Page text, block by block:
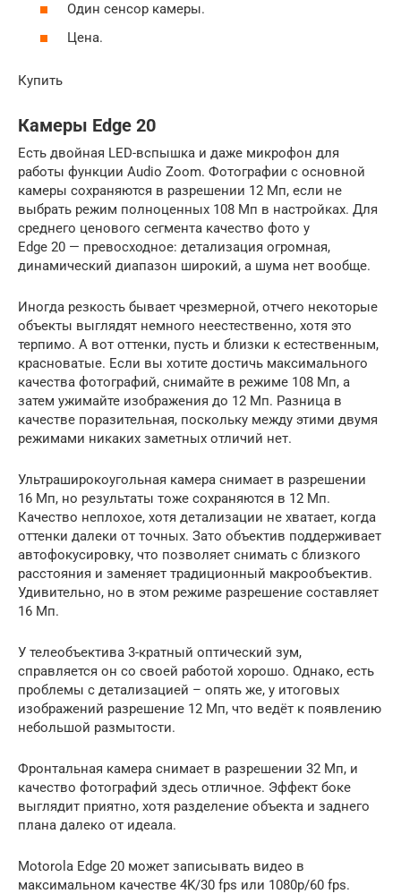
Один сенсор камеры.
Цена.
Купить
Камеры Edge 20
Есть двойная LED-вспышка и даже микрофон для
работы функции Audio Zoom. Фотографии с основной
камеры сохраняются в разрешении 12 Мп, если не
выбрать режим полноценных 108 Мп в настройках. Для
среднего ценового сегмента качество фото у
Edge 20 — превосходное: детализация огромная,
динамический диапазон широкий, а шума нет вообще.
Иногда резкость бывает чрезмерной, отчего некоторые
объекты выглядят немного неестественно, хотя это
терпимо. А вот оттенки, пусть и близки к естественным,
красноватые. Если вы хотите достичь максимального
качества фотографий, снимайте в режиме 108 Мп, а
затем ужимайте изображения до 12 Мп. Разница в
качестве поразительная, поскольку между этими двумя
режимами никаких заметных отличий нет.
Ультраширокоугольная камера снимает в разрешении
16 Мп, но результаты тоже сохраняются в 12 Мп.
Качество неплохое, хотя детализации не хватает, когда
оттенки далеки от точных. Зато объектив поддерживает
автофокусировку, что позволяет снимать с близкого
расстояния и заменяет традиционный макрообъектив.
Удивительно, но в этом режиме разрешение составляет
16 Мп.
У телеобъектива 3-кратный оптический зум,
справляется он со своей работой хорошо. Однако, есть
проблемы с детализацией – опять же, у итоговых
изображений разрешение 12 Мп, что ведёт к появлению
небольшой размытости.
Фронтальная камера снимает в разрешении 32 Мп, и
качество фотографий здесь отличное. Эффект боке
выглядит приятно, хотя разделение объекта и заднего
плана далеко от идеала.
Motorola Edge 20 может записывать видео в
максимальном качестве 4K/30 fps или 1080p/60 fps.